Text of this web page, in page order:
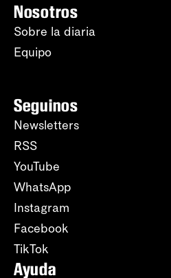
Nosotros
Sobre la diaria
Equipo
Seguinos
Newsletters
RSS
YouTube
WhatsApp
Instagram
Facebook
TikTok
Ayuda